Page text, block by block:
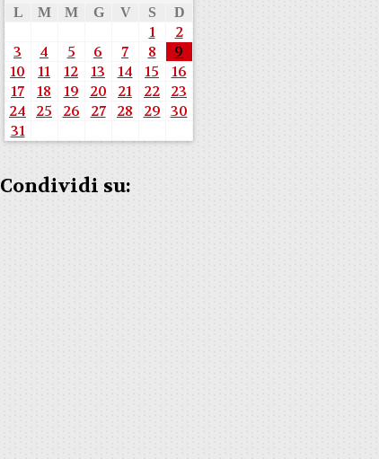
L M M G V S D
1
2
3
4 5 6 7 8
9
10
11 12 13 14 15
16
17
18 19 20 21 22
23
24
25 26 27 28 29 30
31
Condividi su: